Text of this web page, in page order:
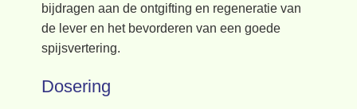
bijdragen aan de ontgifting en regeneratie van
de lever en het bevorderen van een goede
spijsvertering.
Dosering